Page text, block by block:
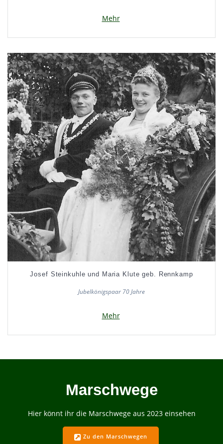
Mehr
Josef Steinkuhle und Maria Klute geb. Rennkamp
Jubelkönigspaar 70 Jahre
Mehr
Marschwege
Hier könnt ihr die Marschwege aus 2023 einsehen
Zu den Marschwegen